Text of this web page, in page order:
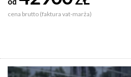
od
cena brutto (faktura vat-marża)